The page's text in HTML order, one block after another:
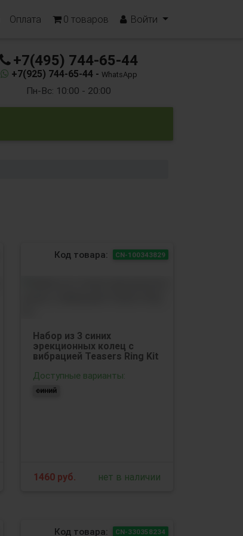
Оплата 0 товаров Войти
+7(495) 744-65-44
+7(925) 744-65-44 - WhatsApp
Пн-Вс: 10:00 - 20:00
Код товара: CN-100343829
Набор из 3 синих
эрекционных колец с
вибрацией Teasers Ring Kit
Доступные варианты:
синий
1460руб. нет в наличии
Код товара: CN-330358234